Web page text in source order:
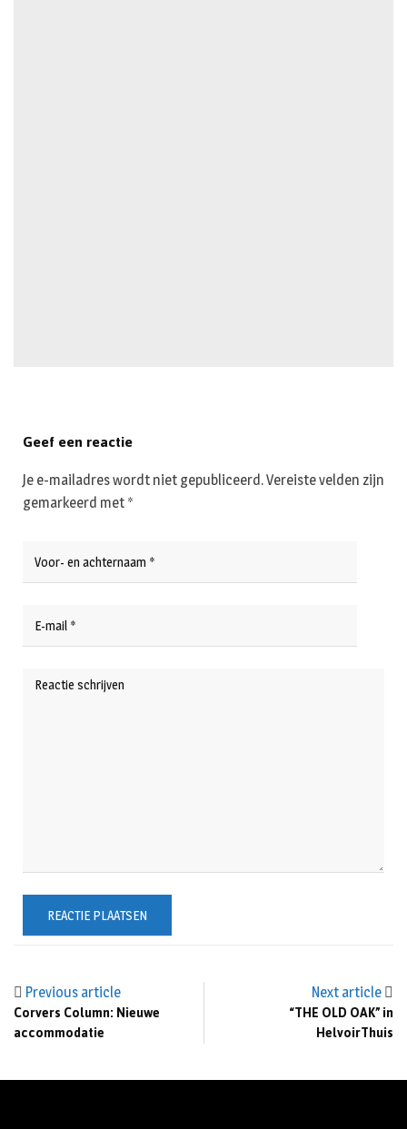
Previous article
Corvers Column: Nieuwe
accommodatie
Next article
“THE OLD OAK” in
HelvoirThuis
Geef een reactie
Je e-mailadres wordt niet gepubliceerd.Vereiste velden zijn
gemarkeerd met *